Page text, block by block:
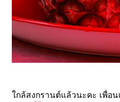
กล้สงกรานต์แล้วนะคะ เพื่อน